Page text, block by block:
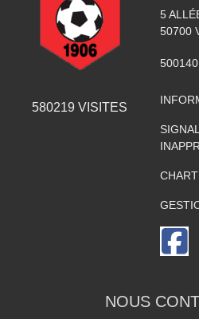
580219 VISITES
5
50700
NOUS